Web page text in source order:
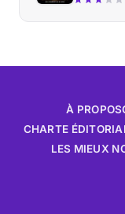
À PROPOS
CHARTE
LES MIEUX